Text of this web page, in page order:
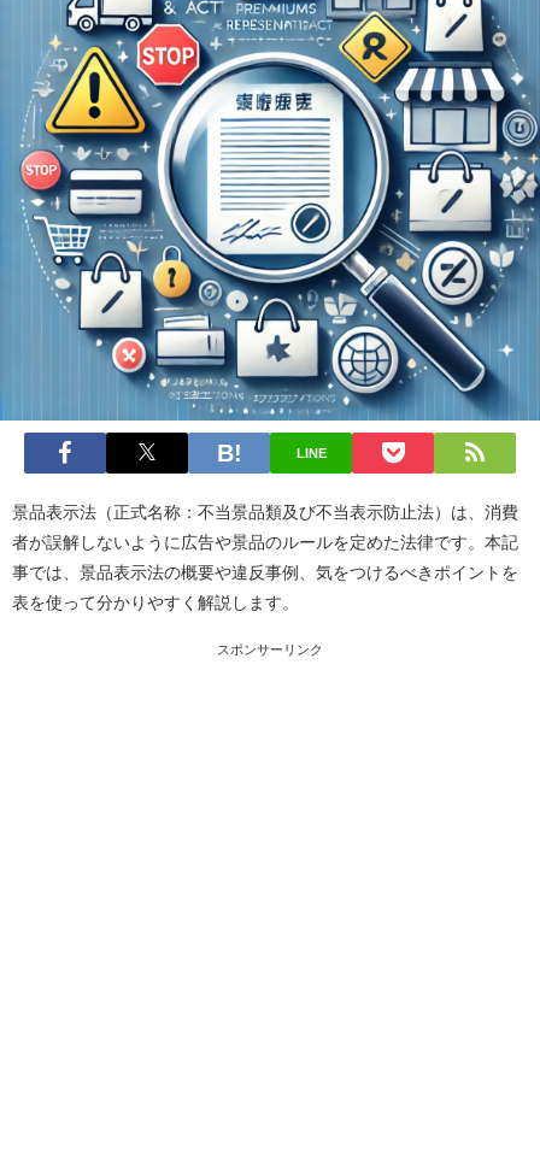
LINE
景品表示法（正式名称：不当景品類及び不当表示防止法）は、消費
者が誤解しないように広告や景品のルールを定めた法律です。本記
事では、景品表示法の概要や違反事例、気をつけるべきポイントを
表を使って分かりやすく解説します。
スポンサーリンク